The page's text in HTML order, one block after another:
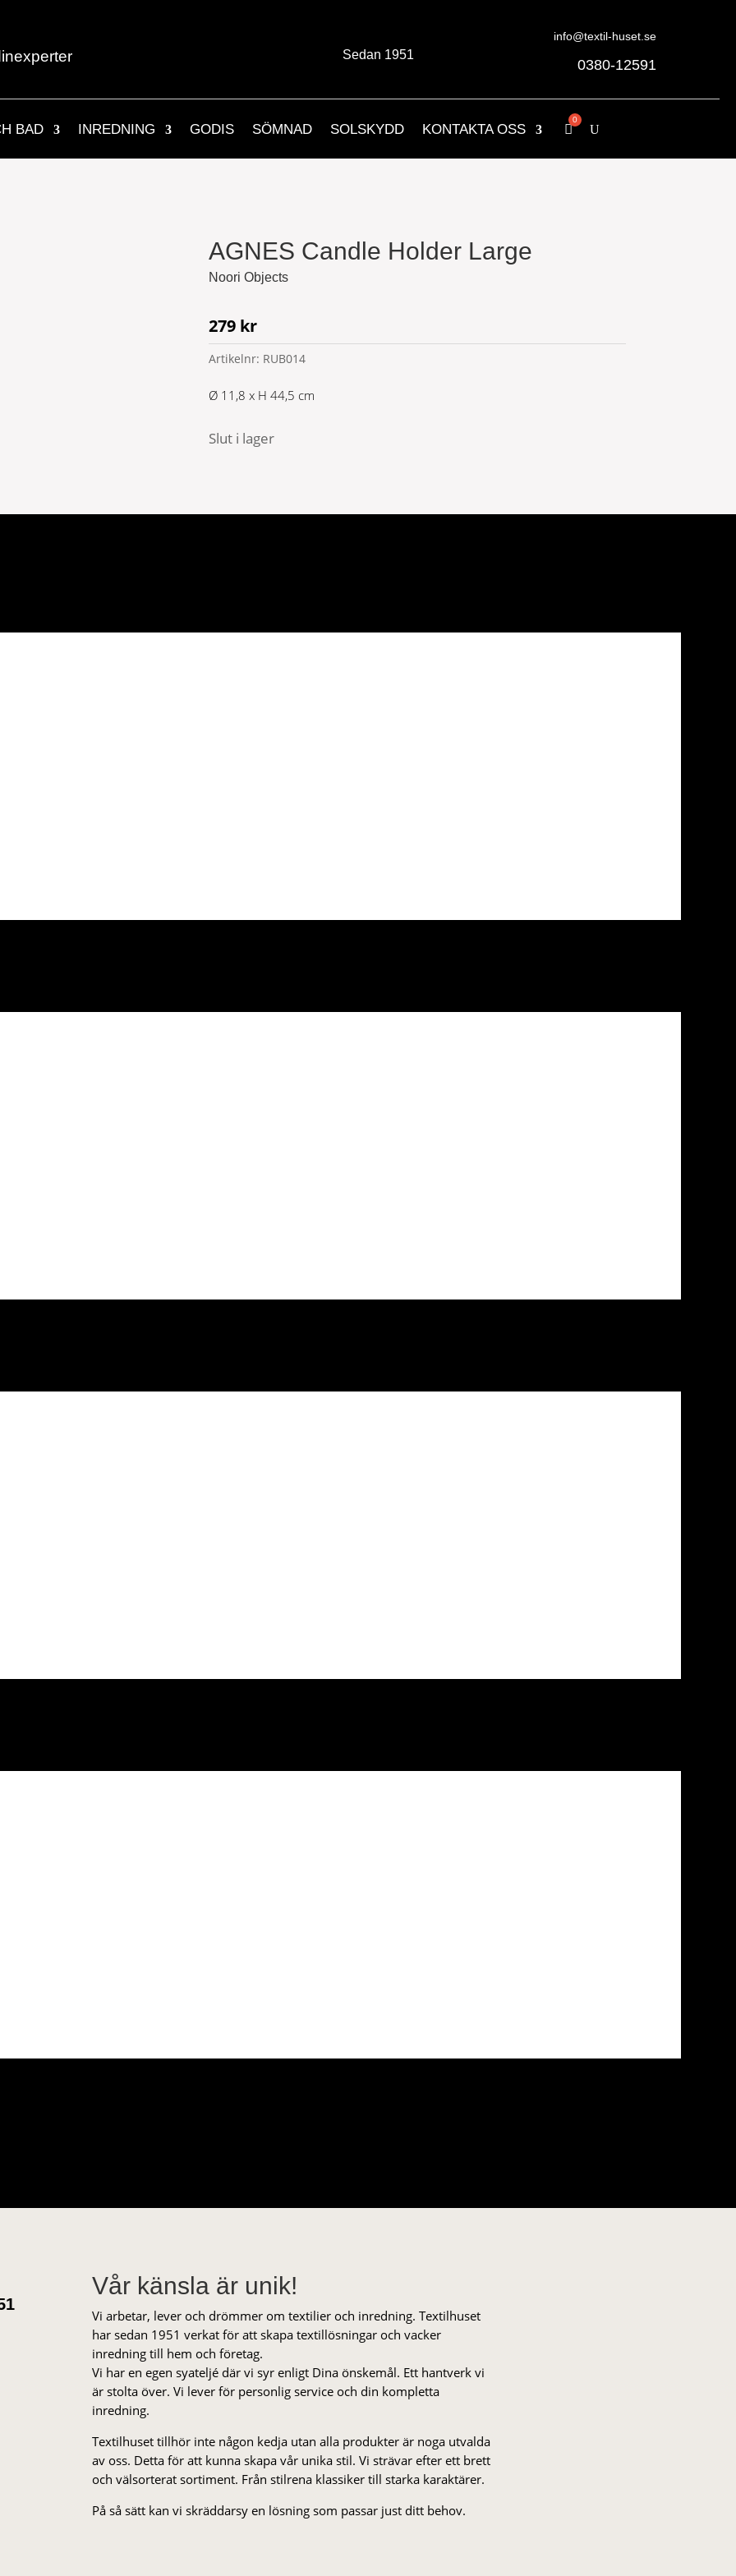
Sedan 1951
info@textil-huset.se
0380-12591
BAD INREDNING GODIS SÖMNAD SOLSKYDD KONTAKTA OSS
AGNES Candle Holder Large
Noori Objects
279 kr
Artikelnr: RUB014
Ø 11,8 x H 44,5 cm
Slut i lager
Vår känsla är unik!
Vi arbetar, lever och drömmer om textilier och inredning. Textilhuset
har sedan 1951 verkat för att skapa textillösningar och vacker
inredning till hem och företag.
Vi har en egen syateljé där vi syr enligt Dina önskemål. Ett hantverk vi
är stolta över. Vi lever för personlig service och din kompletta
inredning.
Textilhuset tillhör inte någon kedja utan alla produkter är noga utvalda
av oss. Detta för att kunna skapa vår unika stil. Vi strä­var efter ett brett
och välsorterat sor­ti­ment. Från stil­rena klas­siker till starka karaktärer.
På så sätt kan vi skräddarsy en lösning som passar just ditt behov.